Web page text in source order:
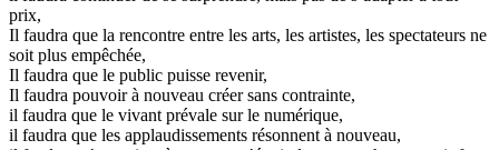
prix,
Il faudra que la rencontre entre les arts, les artistes, les spectateurs ne
soit plus empêchée,
Il faudra que le public puisse revenir,
Il faudra pouvoir à nouveau créer sans contrainte,
il faudra que le vivant prévale sur le numérique,
il faudra que les applaudissements résonnent à nouveau,